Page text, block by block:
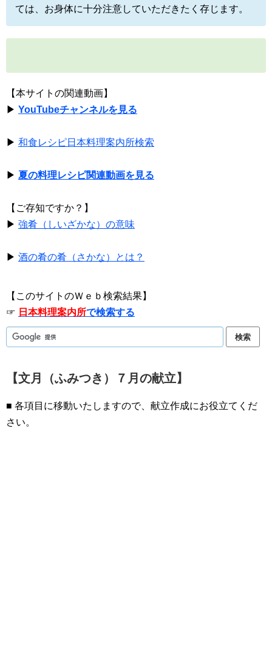
ては、お身体に十分注意していただきたく存じます。
【本サイトの関連動画】
▶ YouTubeチャンネルを見る
▶ 和食レシピ日本料理案内所検索
▶ 夏の料理レシピ関連動画を見る
【ご存知ですか？】
▶ 強肴（しいざかな）の意味
▶ 酒の肴の肴（さかな）とは？
【このサイトのＷｅｂ検索結果】
☞ 日本料理案内所で検索する
【文月（ふみつき）７月の献立】
■ 各項目に移動いたしますので、献立作成にお役立てくだ
さい。